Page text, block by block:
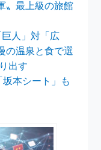
〟最上級の旅館
人」対「広
の温泉と食で選
出す
本シート」も